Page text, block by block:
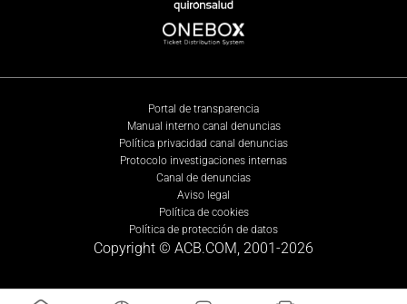
Portal de transparencia
Manual interno canal denuncias
Política privacidad canal denuncias
Protocolo investigaciones internas
Canal de denuncias
Aviso legal
Política de cookies
Política de protección de datos
Copyright © ACB.COM, 2001-2026